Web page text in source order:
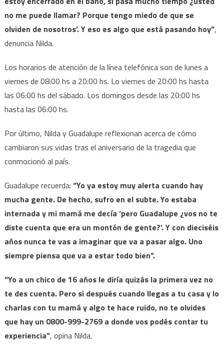
no me puede llamar? Porque tengo miedo de que se
olviden de nosotros’. Y eso es algo que está pasando hoy”,
denuncia Nilda.
Los horarios de atención de la línea telefónica son de lunes a
viernes de 08:00 hs a 20:00 hs. Lo viernes de 20:00 hs hasta
las 06:00 hs del sábado. Los domingos desde las 20:00 hs
hasta las 06:00 hs.
Por último, Nilda y Guadalupe reflexionan acerca de cómo
cambiaron sus vidas tras el aniversario de la tragedia que
conmocionó al país.
Guadalupe recuerda: “Yo ya estoy muy alerta cuando hay
mucha gente. De hecho, sufro en el subte. Yo estaba
internada y mi mamá me decía ‘pero Guadalupe ¿vos no te
diste cuenta que era un montón de gente?’. Y con dieciséis
años nunca te vas a imaginar que va a pasar algo. Uno
siempre piensa que va a estar todo bien”.
“Yo a un chico de 16 años le diría quizás la primera vez no
te des cuenta. Pero si después cuando llegas a tu casa y lo
charlas con tu mamá y algo te hace ruido, no te olvides
que hay un 0800-999-2769 a donde vos podés contar tu
experiencia”, opina Nilda.